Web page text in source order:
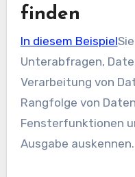
finden
In diesem Beispiel
Unterabfragen,
Verarbeitung von
Rangfolge von
Fensterfunktionen
Ausgabe auskennen.